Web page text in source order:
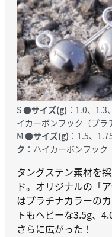
S ●サイズ(g) ：1.0、
イカーボンフック（プラ
M ●サイズ(g) ：1.5、
ク ：ハイカーボンフック
タングステン素材を
ド。オリジナルの「
はプラチナカラーの
トもヘビーな3.5g、
さらに広がった！